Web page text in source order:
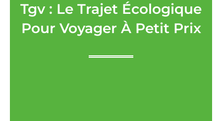
Tgv : Le Trajet Écologique
Pour Voyager À Petit Prix